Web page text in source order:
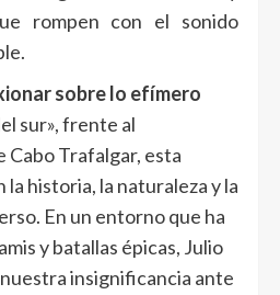
rompen con el sonido
sobre lo efímero
sur», frente al
Cabo Trafalgar, esta
la historia, la naturaleza y la
En un entorno que ha
y batallas épicas, Julio
insignificancia ante